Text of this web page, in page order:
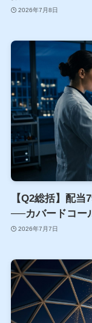
2026年7月8日
【Q2総括】配
──カバードコー
2026年7月7日